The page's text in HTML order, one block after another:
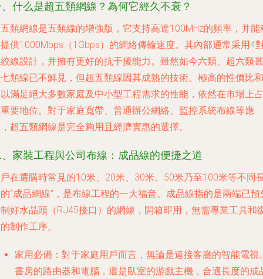
什么是超五類網線？為何它經久不衰？
類網線是五類線的增強版，它支持高達100MHz的頻率，并能
供1000Mbps（1Gbps）的網絡傳輸速度。其內部通常采用4
線設計，并擁有更好的抗干擾能力。雖然如今六類、超六類甚
類線已不鮮見，但超五類線因其成熟的技術、極高的性價比和
滿足絕大多數家庭及中小型工程需求的性能，依然在市場上占
要地位。對于家庭寬帶、普通辦公網絡、監控系統布線等應
超五類網線是完全夠用且經濟實惠的選擇。
家裝工程與公司布線：成品線的便捷之道
在選購時常見的10米、20米、30米、50米乃至100米等不同
“成品網線”，是布線工程的一大福音。成品線指的是兩端已預
好水晶頭（RJ45接口）的網線，開箱即用，無需專業工具和
制作工序。
家用必備 ：對于家庭用戶而言，無論是連接客廳的智能電視
書房的路由器和電腦，還是臥室的游戲主機，合適長度的成